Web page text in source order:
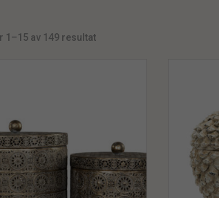
1–15 av 149 resultat